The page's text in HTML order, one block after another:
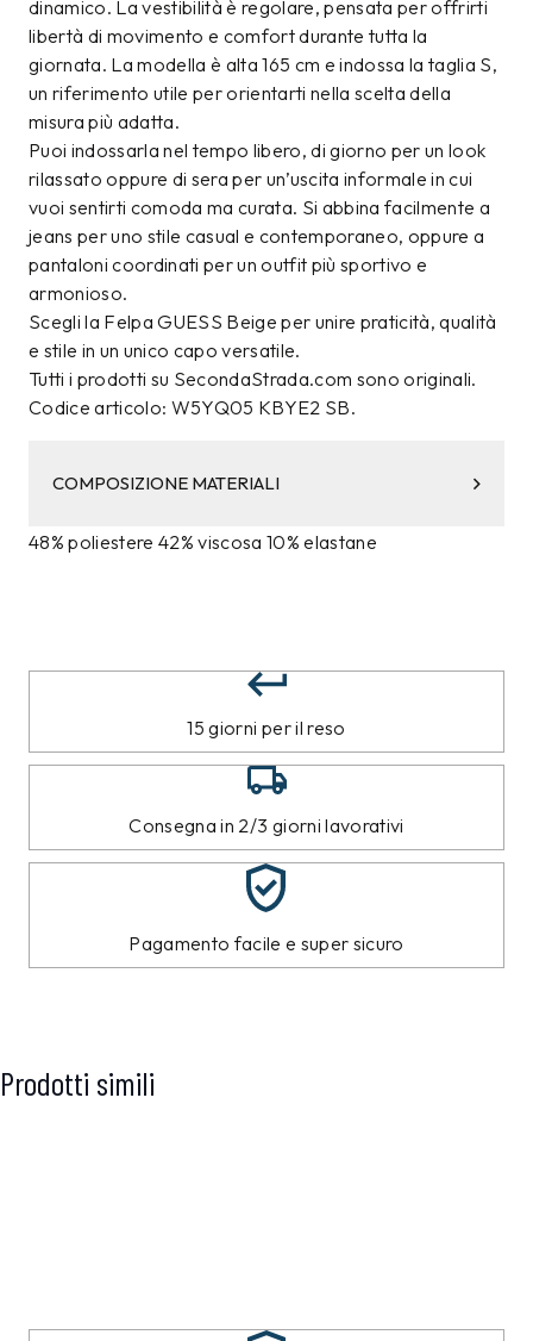
dinamico. La vestibilità è regolare, pensata per offrirti
libertà di movimento e comfort durante tutta la
giornata. La modella è alta 165 cm e indossa la taglia S,
un riferimento utile per orientarti nella scelta della
misura più adatta.
Puoi indossarla nel tempo libero, di giorno per un look
rilassato oppure di sera per un’uscita informale in cui
vuoi sentirti comoda ma curata. Si abbina facilmente a
jeans per uno stile casual e contemporaneo, oppure a
pantaloni coordinati per un outfit più sportivo e
armonioso.
Scegli la Felpa GUESS Beige per unire praticità, qualità
e stile in un unico capo versatile.
Tutti i prodotti su SecondaStrada.com sono originali.
Codice articolo: W5YQ05 KBYE2 SB.
COMPOSIZIONE MATERIALI
48% poliestere 42% viscosa 10% elastane
15 giorni per il reso
Consegna in 2/3 giorni lavorativi
Pagamento facile e super sicuro
Prodotti simili